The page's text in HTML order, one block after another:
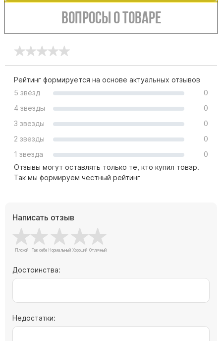
Буквы из латуни
Вазы из гранита
Скульптуры "Ангел" литиевые
Барельефы
Скорбящие
Вопросы о товаре
Рейтинг формируется на основе актуальных отзывов
5 звёзд
0
4 звезды
0
3 звезды
0
2 звезды
0
1 звезда
0
Отзывы могут оставлять только те, кто купил товар.
Так мы формируем честный рейтинг
Написать отзыв
Достоинства:
Недостатки: